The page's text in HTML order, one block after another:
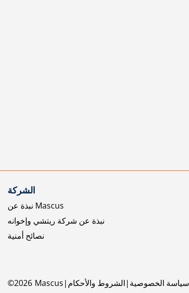
الشركة
نبذة عن Mascus
نبذة عن شركة ريتشي وإخوانه
نصائح أمنية
©2026 Mascus الشروط والأحكام سياسة الخصوصية